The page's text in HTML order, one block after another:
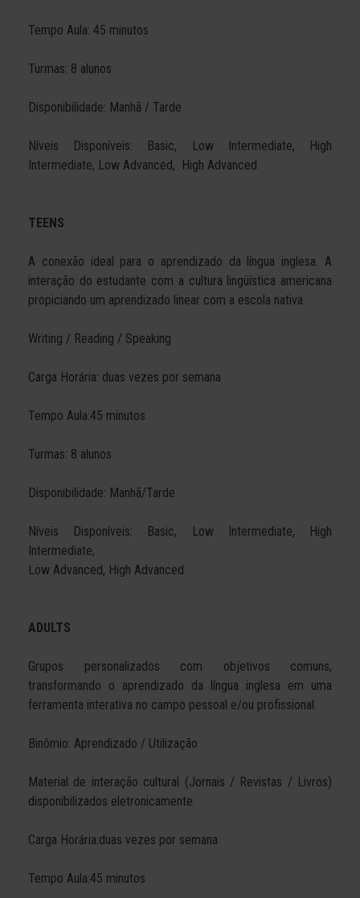
Tempo Aula: 45 minutos
Turmas: 8 alunos
Disponibilidade: Manhã / Tarde
Níveis Disponíveis: Basic, Low Intermediate, High
Intermediate, Low Advanced, High Advanced
TEENS
A conexão ideal para o aprendizado da língua inglesa. A
interação do estudante com a cultura lingüística americana
propiciando um aprendizado linear com a escola nativa.
Writing / Reading / Speaking
Carga Horária: duas vezes por semana
Tempo Aula:45 minutos
Turmas: 8 alunos
Disponibilidade: Manhã/Tarde
Níveis Disponíveis: Basic, Low Intermediate, High
Intermediate,
Low Advanced, High Advanced
ADULTS
Grupos personalizados com objetivos comuns,
transformando o aprendizado da língua inglesa em uma
ferramenta interativa no campo pessoal e/ou profissional.
Binômio: Aprendizado / Utilização
Material de interação cultural (Jornais / Revistas / Livros)
disponibilizados eletronicamente.
Carga Horária:duas vezes por semana
Tempo Aula:45 minutos